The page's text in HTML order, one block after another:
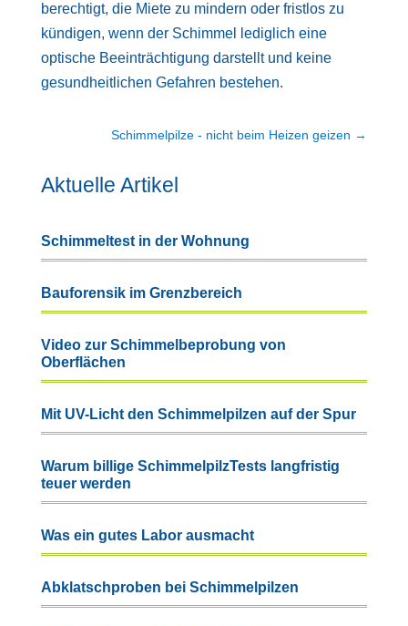
berechtigt, die Miete zu mindern oder fristlos zu
kündigen, wenn der Schimmel lediglich eine
optische Beeinträchtigung darstellt und keine
gesundheitlichen Gefahren bestehen.
Schimmelpilze - nicht beim Heizen geizen →
Aktuelle Artikel
Schimmeltest in der Wohnung
Bauforensik im Grenzbereich
Video zur Schimmelbeprobung von
Oberflächen
Mit UV-Licht den Schimmelpilzen auf der Spur
Warum billige SchimmelpilzTests langfristig
teuer werden
Was ein gutes Labor ausmacht
Abklatschproben bei Schimmelpilzen